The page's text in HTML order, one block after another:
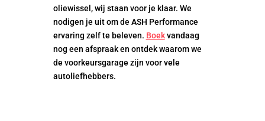
oliewissel, wij staan voor je klaar. We
nodigen je uit om de ASH Performance
ervaring zelf te beleven. Boekvandaag
nog een afspraak en ontdek waarom we
de voorkeursgarage zijn voor vele
autoliefhebbers.